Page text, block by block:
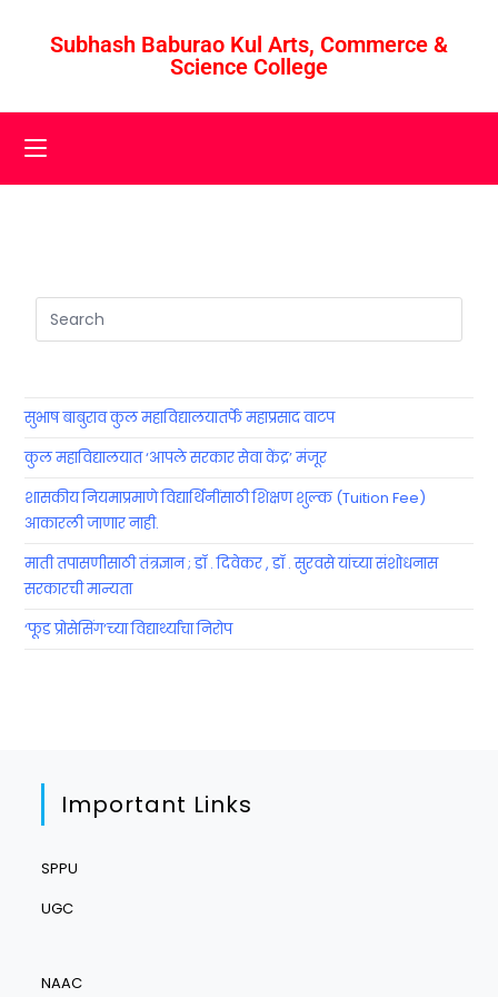
Subhash Baburao Kul Arts, Commerce &
Science College
सुभाष बाबुराव कुल महाविद्यालयातर्फे महाप्रसाद वाटप
कुल महाविद्यालयात ‘आपले सरकार सेवा केंद्र’ मंजूर
शासकीय नियमाप्रमाणे विद्यार्थिनींसाठी शिक्षण शुल्क (Tuition Fee)
आकारली जाणार नाही.
माती तपासणीसाठी तंत्रज्ञान ; डॉ . दिवेकर , डॉ . सुरवसे यांच्या संशोधनास
सरकारची मान्यता
‘फूड प्रोसेसिंग’च्या विद्यार्थ्यांचा निरोप
Important Links
SPPU
UGC
NAAC